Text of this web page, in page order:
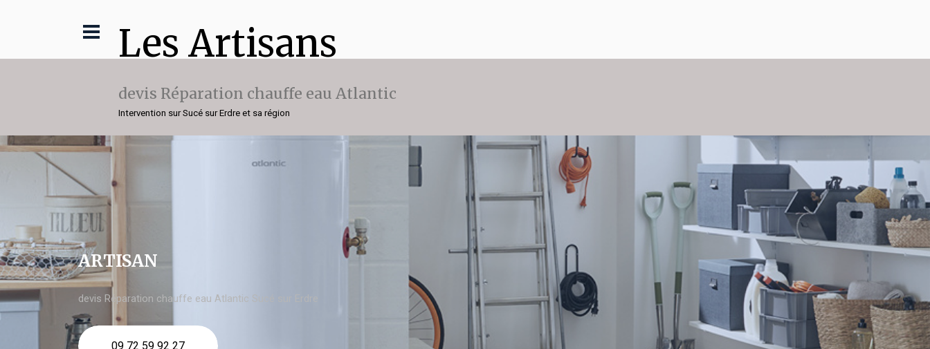
Les Artisans
devis Réparation chauffe eau Atlantic
Intervention sur Sucé sur Erdre et sa région
ARTISAN
devis Réparation chauffe eau Atlantic Sucé sur Erdre
09 72 59 92 27